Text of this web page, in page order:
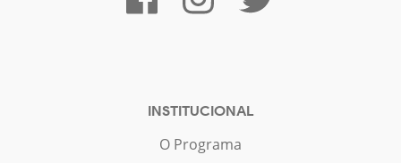
INSTITUCIONAL
O Programa